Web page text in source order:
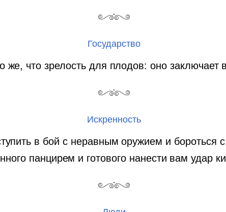
Государство
же, что зрелость для плодов: оно заключает
Искренность
в бой с неравным оружием и бороться
панцирем и готового нанести вам удар